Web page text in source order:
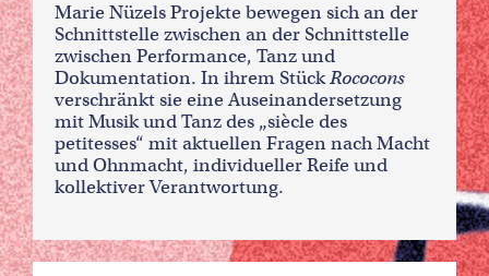
Marie Nüzels Projekte bewegen sich an der
Schnittstelle zwischen an der Schnittstelle
zwischen Performance, Tanz und
Dokumentation. In ihrem StückRococons
verschränkt sie eine Auseinandersetzung
mit Musik und Tanz des „siècle des
petitesses“ mit aktuellen Fragen nach Macht
und Ohnmacht, individueller Reife und
kollektiver Verantwortung.